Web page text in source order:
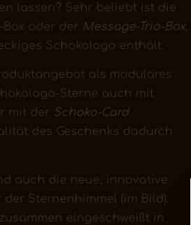
lassen? Sehr beliebt ist die
oder der Message-Trio-Box,
Schokologo enthält.
als modulares
Sterne auch mit
mit der Schoko-Card
des Geschenks dadurch
auch die neue, innovative
Sternenhimmel (im Bild).
eingeschweißt in